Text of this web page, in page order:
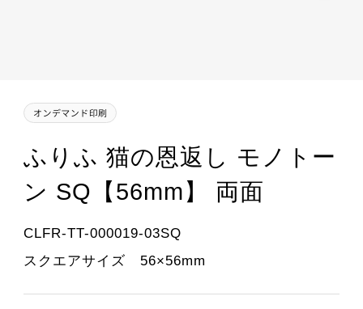
ふりふ 猫の恩返し モノトー
ン SQ【56mm】 両面
CLFR-TT-000019-03SQ
スクエアサイズ 56×56mm